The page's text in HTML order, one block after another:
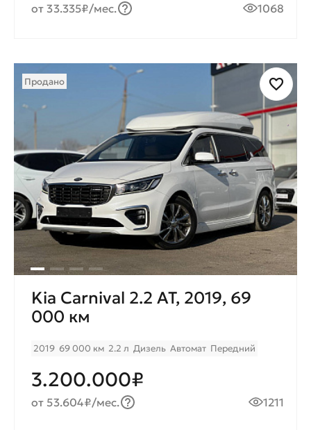
от 33.335₽/мес. 1068
Продано
Kia Carnival 2.2 AT, 2019, 69
000 км
2019 69 000 км 2.2 л Дизель Автомат Передний
3.200.000₽
от 53.604₽/мес. 1211